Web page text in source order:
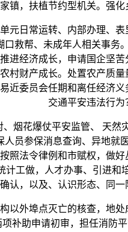
，扶植节约型机关。强化
日常运转、内部办理、
救帮、未成年人相关事
经济成长，申请国企坚
村财产成长。处置农产质
近委员会任期和离任经济
交通平安违法行为
花爆仗平安监管、 天然
员参保消息查询、异地
照法令律例和市赋权，做
工做，人才办事、引进
，以及、认识形态、同
外埠点灭亡的核查，地
补助申请初审，担任消防